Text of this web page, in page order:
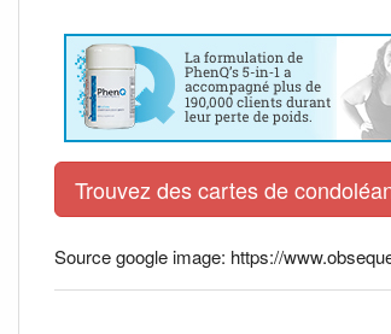
Trouvez des cartes de
Source google image: https://